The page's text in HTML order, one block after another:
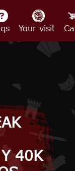
Your visit
40K